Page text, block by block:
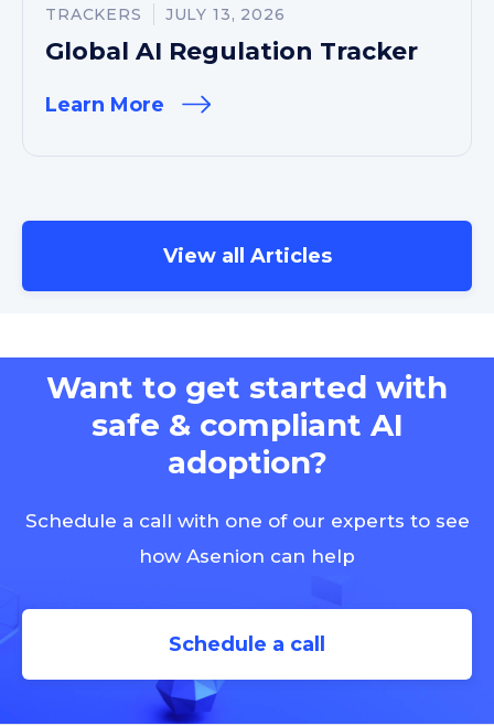
TRACKERS JULY 13, 2026
Global AI Regulation Tracker
Learn More
View all Articles
Want to get started with
safe & compliant AI
adoption?
Schedule a call with one of our experts to see
how Asenion can help
Schedule a call